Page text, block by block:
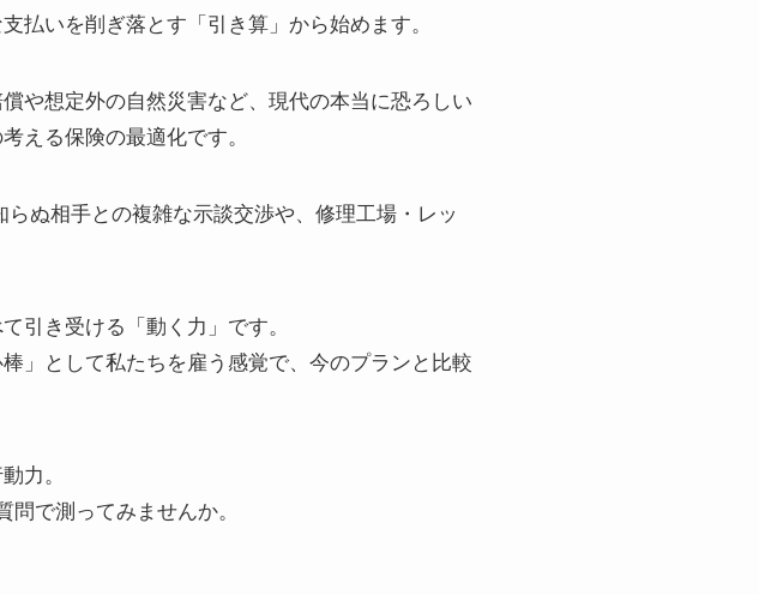
払いを削ぎ落とす「引き算」から始めます。
や想定外の自然災害など、現代の本当に恐ろしい
える保険の最適化です。
ぬ相手との複雑な示談交渉や、修理工場・レッ
引き受ける「動く力」です。
」として私たちを雇う感覚で、今のプランと比較
力。
で測ってみませんか。